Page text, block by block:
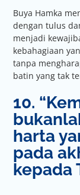
Buya Hamka
dengan tulus
menjadi
kebahagiaan
tanpa
batin yang tak
10.
harta
pada
kepada